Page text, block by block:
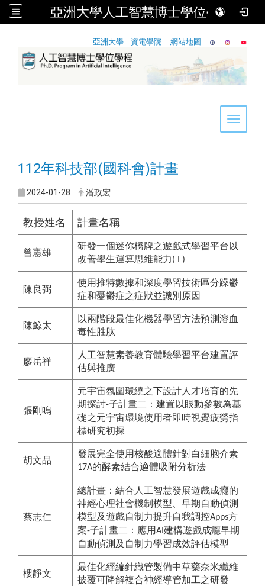
亞洲大學人工智慧博士學位學程
亞洲大學 資電學院 網站地圖
Toggle
112年科技部(國科會)計畫
2024-01-28 潘政宏
教授姓名 計畫名稱
曾憲雄
研發一個迷你橋牌之遊戲式學習平台以
改善學生運算思維能力( I )
陳良弼
使用推特數據和深度學習技術區分躁鬱
症和憂鬱症之症狀並識別原因
陳鯨太
以兩階段最佳化機器學習方法預測溶血
毒性胜肽
廖岳祥
人工智慧素養教育體驗學習平台建置評
估與推廣
張剛鳴
元宇宙氛圍環繞之下設計人才培育的先
期探討-子計畫二：建置以眼動參數為基
礎之元宇宙環境使用者即時視覺疲勞指
標研究初探
胡文品
發展完全使用核酸適體針對白細胞介素
17A的酵素結合適體吸附分析法
蔡志仁
總計畫：結合人工智慧發展遊戲成癮的
神經心理社會機制模型、早期自動偵測
模型及遊戲自制力提升自我調控Apps方
案-子計畫二：應用AI建構遊戲成癮早期
自動偵測及自制力學習成效評估模型
樓靜文
最佳化經編針織管製備中草藥奈米纖維
披覆可降解複合神經導管加工之研發